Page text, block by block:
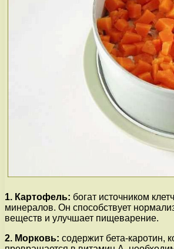
1. Картофель: богат источником
минералов. Он способствует
веществ и улучшает пищеварение.
2. Морковь: содержит бета-каротин,